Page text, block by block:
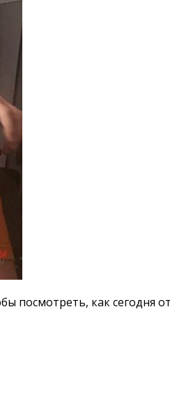
посмотреть, как сегодня